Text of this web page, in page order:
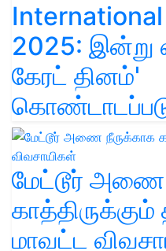
2025: இன்று
கேரட் தினம்'
மேட்டூர் அணை
மாவட்ட